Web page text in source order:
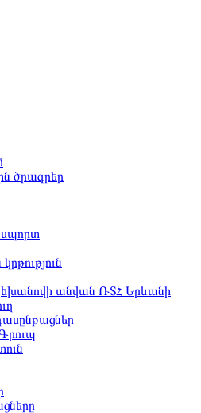
ծրագրեր
սպորտ
անվան ՌՏՀ Երևանի